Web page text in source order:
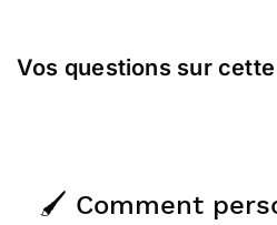
Vos questions sur
🖌️ Comment